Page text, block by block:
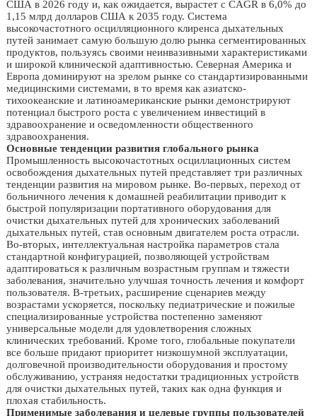
США в 2026 году и, как ожидается, вырастет с CAGR в 6,0% до
1,15 млрд долларов США к 2035 году. Система
высокочастотного осцилляционного клиренса дыхательных
путей занимает самую большую долю рынка сегментированных
продуктов, пользуясь своими неинвазивными характеристиками
и широкой клинической адаптивностью. Северная Америка и
Европа доминируют на зрелом рынке со стандартизированными
медицинскими системами, в то время как азиатско-
тихоокеанские и латиноамериканские рынки демонстрируют
потенциал быстрого роста с увеличением инвестиций в
здравоохранение и осведомленности общественного
здравоохранения.
Основные тенденции развития глобального рынка
Промышленность высокочастотных осциллационных систем
освобождения дыхательных путей представляет три различных
тенденции развития на мировом рынке. Во-первых, переход от
больничного лечения к домашней реабилитации приводит к
быстрой популяризации портативного оборудования для
очистки дыхательных путей для хронических заболеваний
дыхательных путей, став основным двигателем роста отрасли.
Во-вторых, интеллектуальная настройка параметров стала
стандартной конфигурацией, позволяющей устройствам
адаптироваться к различным возрастным группам и тяжести
заболевания, значительно улучшая точность лечения и комфорт
пользователя. В-третьих, расширение сценариев между
возрастами ускоряется, поскольку педиатрические и пожилые
специализированные устройства постепенно заменяют
универсальные модели для удовлетворения сложных
клинических требований. Кроме того, глобальные покупатели
все больше придают приоритет низкошумной эксплуатации,
долговечной производительности оборудования и простому
обслуживанию, устраняя недостатки традиционных устройств
для очистки дыхательных путей, таких как одна функция и
плохая стабильность.
Применимые заболевания и целевые группы пользователей